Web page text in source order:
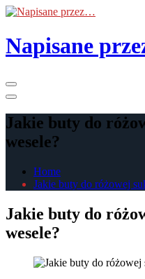
Skip
the
content
Napisane
Jakie buty do
wesele?
Home
Jakie buty do różowej
Jakie buty do
wesele?